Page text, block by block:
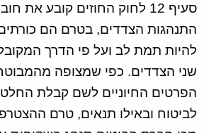
סעיף 12 לחוק החוזים קובע את
התנהגות הצדדים, בטרם הם
להיות תמת לב ועל פי הדרך
שני הצדדים. כפי שמצופה
הפרטים החיוניים לשם קבלת
לביטוח ובאילו תנאים, טרם